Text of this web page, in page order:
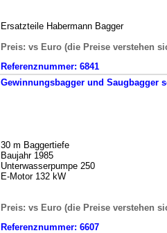
Ersatzteile Habermann Bagger
Preis: vs Euro (die Preise verstehen
Referenznummer: 6841
Gewinnungsbagger und Saugbagger
30 m Baggertiefe
Baujahr 1985
Unterwasserpumpe 250
E-Motor 132 kW
Preis: vs Euro (die Preise verstehen
Referenznummer: 6607